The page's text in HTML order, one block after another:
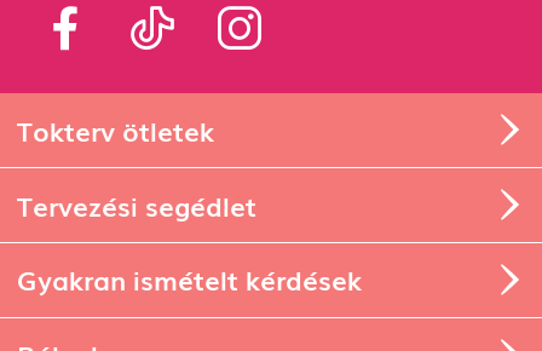
Tokterv ötletek
Tervezési segédlet
Gyakran ismételt kérdések
Rólunk